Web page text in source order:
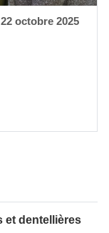
octobre 2025
et dentellières